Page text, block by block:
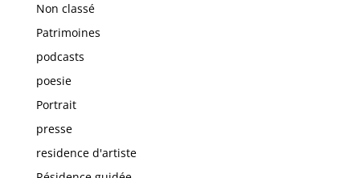
Non classé
Patrimoines
podcasts
poesie
Portrait
presse
residence d'artiste